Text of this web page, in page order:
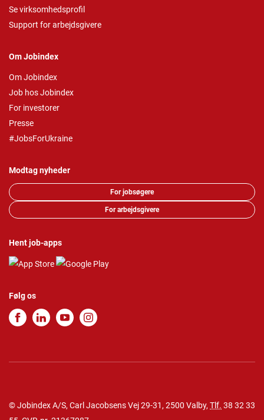
Se virksomhedsprofil
Support for arbejdsgivere
Om Jobindex
Om Jobindex
Job hos Jobindex
For investorer
Presse
#JobsForUkraine
Modtag nyheder
For jobsøgere
For arbejdsgivere
Hent job-apps
Følg os
© Jobindex A/S, Carl Jacobsens Vej 29-31, 2500 Valby, Tlf. 38 32 33